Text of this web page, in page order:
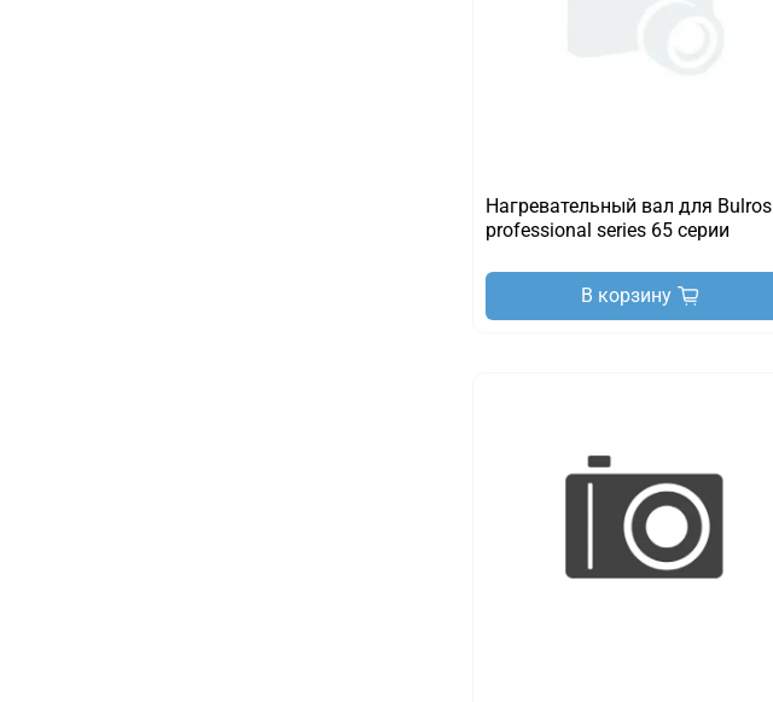
Нагревательный вал для Bulros
professional series 65 серии
В корзину